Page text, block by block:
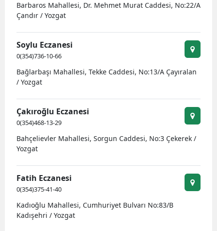
Barbaros Mahallesi, Dr. Mehmet Murat Caddesi, No:22/A
Çandır / Yozgat
Soylu Eczanesi
0(354)736-10-66
Bağlarbaşı Mahallesi, Tekke Caddesi, No:13/A Çayıralan
/ Yozgat
Çakıroğlu Eczanesi
0(354)468-13-29
Bahçelievler Mahallesi, Sorgun Caddesi, No:3 Çekerek /
Yozgat
Fatih Eczanesi
0(354)375-41-40
Kadıoğlu Mahallesi, Cumhuriyet Bulvarı No:83/B
Kadışehri / Yozgat